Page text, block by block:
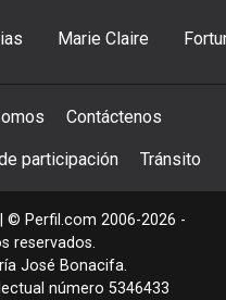
Marie Claire
Contáctenos
participación Tránsito
| © Perfil.com 2006-2026 -
reservados.
José Bonacifa.
número 5346433